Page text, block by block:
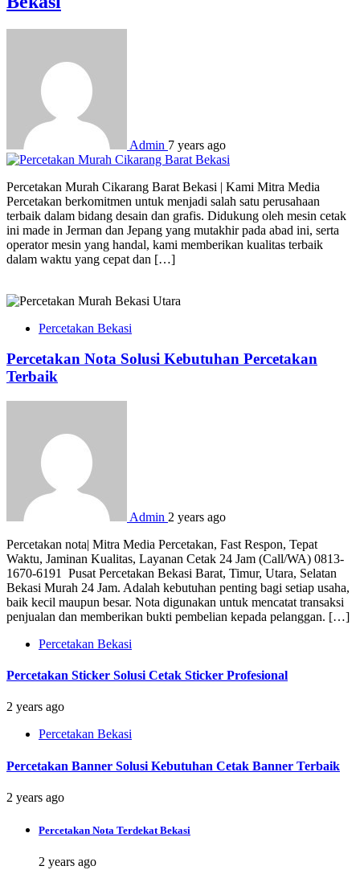
Admin 7 years ago
Percetakan Murah Cikarang Barat Bekasi | Kami Mitra Media
Percetakan berkomitmen untuk menjadi salah satu perusahaan
terbaik dalam bidang desain dan grafis. Didukung oleh mesin cetak
ini made in Jerman dan Jepang yang mutakhir pada abad ini, serta
operator mesin yang handal, kami memberikan kualitas terbaik
dalam waktu yang cepat dan […]
Percetakan Bekasi
Percetakan Nota Solusi Kebutuhan Percetakan
Terbaik
Admin 2 years ago
Percetakan nota| Mitra Media Percetakan, Fast Respon, Tepat
Waktu, Jaminan Kualitas, Layanan Cetak 24 Jam (Call/WA) 0813-
1670-6191 Pusat Percetakan Bekasi Barat, Timur, Utara, Selatan
Bekasi Murah 24 Jam. Adalah kebutuhan penting bagi setiap usaha,
baik kecil maupun besar. Nota digunakan untuk mencatat transaksi
penjualan dan memberikan bukti pembelian kepada pelanggan. […]
Percetakan Bekasi
Percetakan Sticker Solusi Cetak Sticker Profesional
2 years ago
Percetakan Bekasi
Percetakan Banner Solusi Kebutuhan Cetak Banner Terbaik
2 years ago
Percetakan Nota Terdekat Bekasi
2 years ago